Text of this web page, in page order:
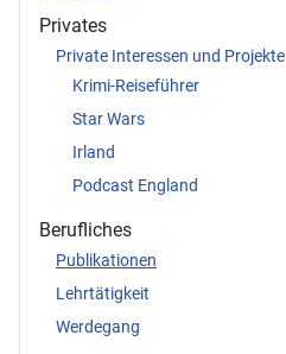
Privates
Private Interessen und Projekte
Krimi-Reiseführer
Star Wars
Irland
Podcast England
Berufliches
Publikationen
Lehrtätigkeit
Werdegang